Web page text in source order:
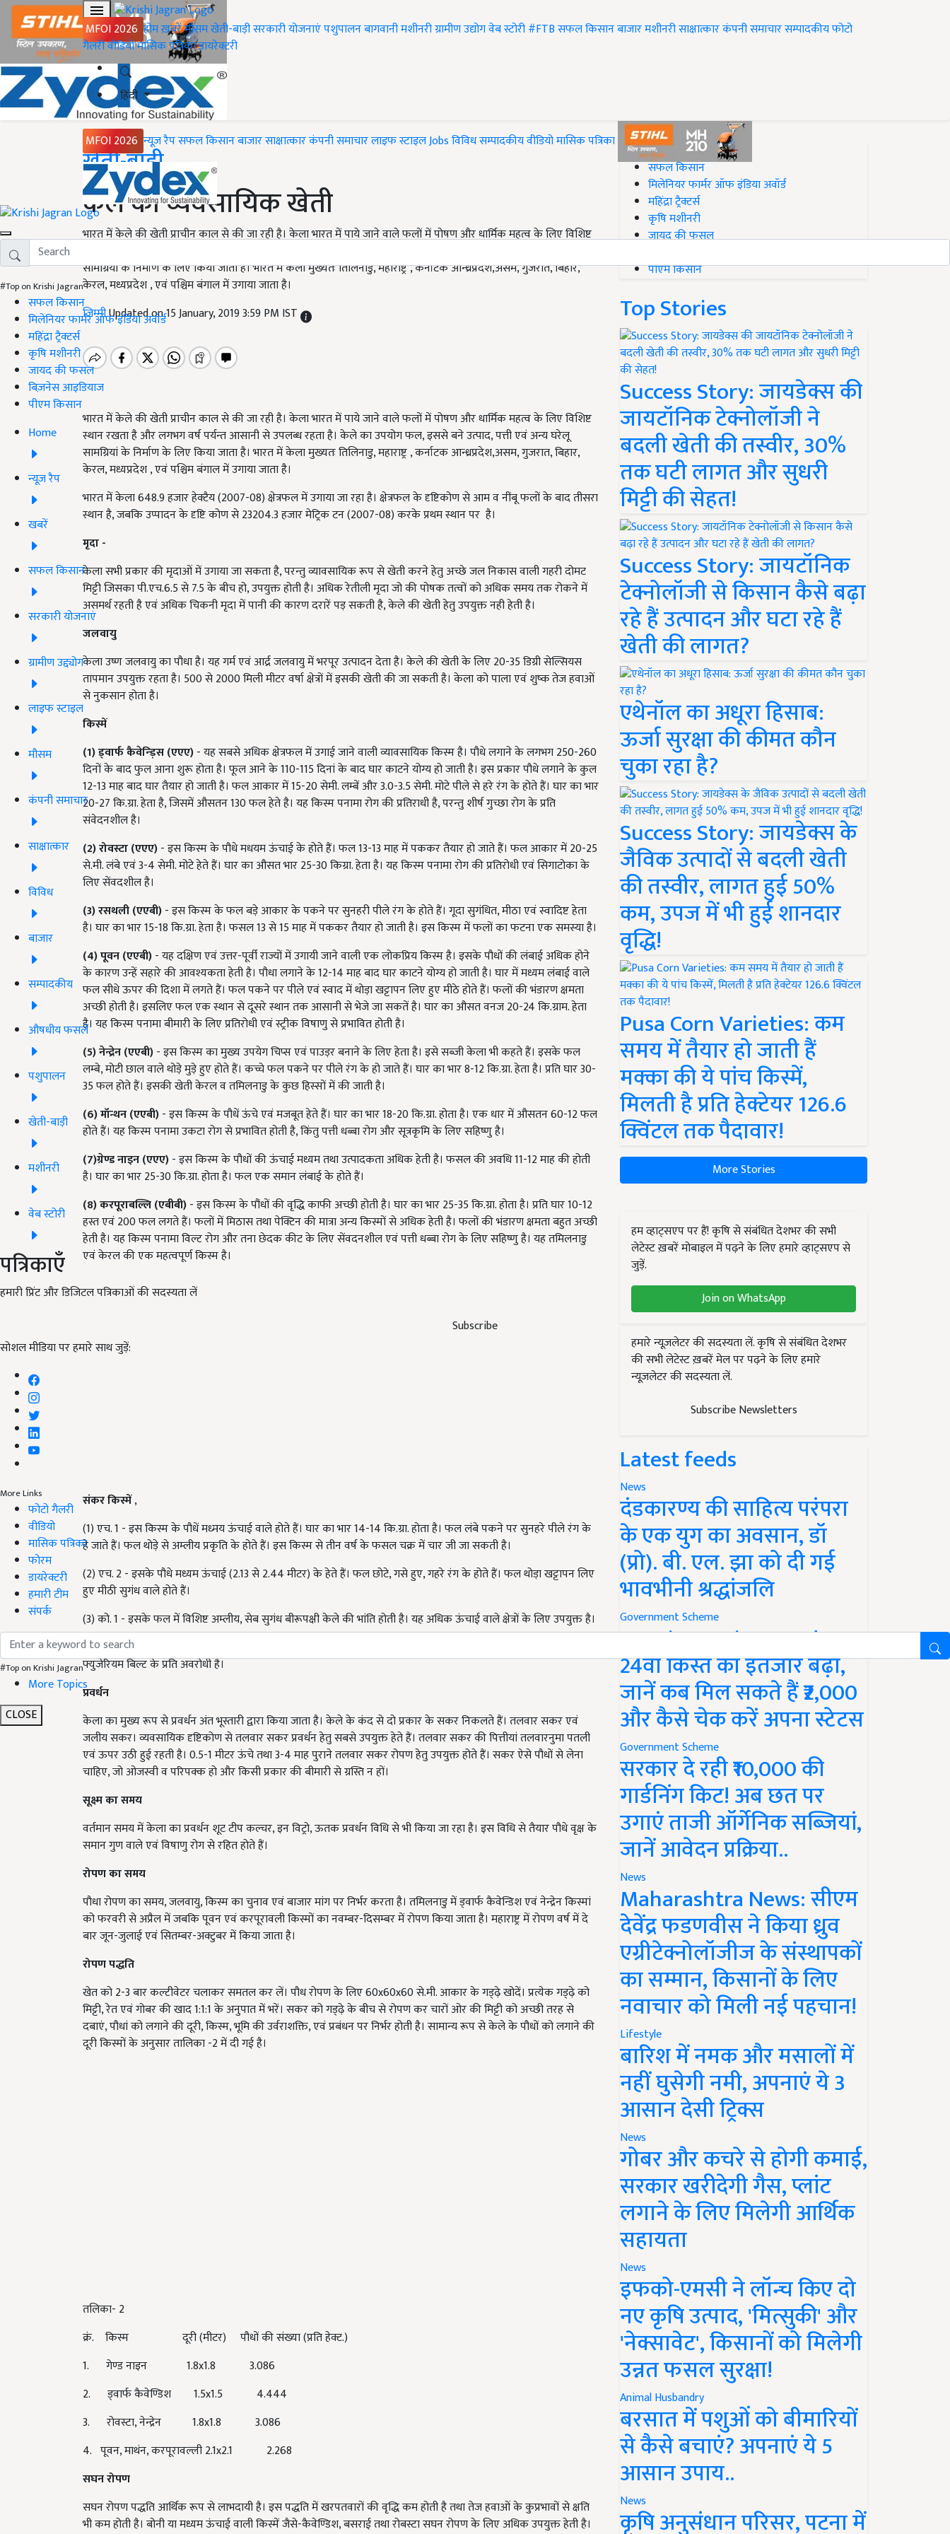
MFOI 2026 होमख़बरेंमौसमखेती-बाड़ीसरकारी योजनाएंपशुपालनबागवानीमशीनरीग्रामीण उद्योगवेब स्टोरी#FTBसफल किसानबाजारमशीनरीसाक्षात्कारकंपनी समाचारसम्पादकीयफोटो
गैलरीवीडियोमासिक पत्रिकाडायरेक्टरी
हिंदी
MFOI 2026 न्यूज़ रैपसफल किसानबाजारसाक्षात्कारकंपनी समाचारलाइफ स्टाइलJobsविविधसम्पादकीयवीडियोमासिक पत्रिका
#Top on Krishi Jagran
सफल किसान
मिलेनियर फार्मर ऑफ इंडिया अवॉर्ड
महिंद्रा ट्रैक्टर्स
कृषि मशीनरी
जायद की फसल
बिज़नेस आइडियाज
पीएम किसान
Home
न्यूज़ रैप
खबरें
सफल किसान
सरकारी योजनाएं
ग्रामीण उद्द्योग
लाइफ स्टाइल
मौसम
कंपनी समाचार
साक्षात्कार
विविध
बाजार
सम्पादकीय
औषधीय फसलें
पशुपालन
खेती-बाड़ी
मशीनरी
वेब स्टोरी
पत्रिकाएँ
हमारी प्रिंट और डिजिटल पत्रिकाओं की सदस्यता लें
Subscribe
सोशल मीडिया पर हमारे साथ जुड़ें:
More Links
फोटो गैलरी
वीडियो
मासिक पत्रिका
फोरम
डायरेक्टरी
हमारी टीम
संपर्क
#Top on Krishi Jagran
More Topics
CLOSE
Home
खेती-बाड़ी
केले की व्यवसायिक खेती
भारत में केले की खेती प्राचीन काल से की जा रही है। केला भारत में पाये जाने वाले फलों में पोषण और धार्मिक महत्व के लिए विशिष्ट
सामग्रियां के निर्माण के लिए किया जाता है। भारत में केला मुख्यतः तिलिनाडु, महाराष्ट्र , कर्नाटक आन्ध्रप्रदेश,असम, गुजरात, बिहार,
केरल, मध्यप्रदेश , एवं पश्चिम बंगाल में उगाया जाता है।
जिम्मीUpdated on 15 January, 2019 3:59 PM IST
भारत में केले की खेती प्राचीन काल से की जा रही है। केला भारत में पाये जाने वाले फलों में पोषण और धार्मिक महत्व के लिए विशिष्ट
स्थान रखता है और लगभग वर्ष पर्यन्त आसानी से उपलब्ध रहता है। केले का उपयोग फल, इससे बने उत्पाद, पत्ती एवं अन्य घरेलू
सामग्रियां के निर्माण के लिए किया जाता है। भारत में केला मुख्यतः तिलिनाडु, महाराष्ट्र , कर्नाटक आन्ध्रप्रदेश,असम, गुजरात, बिहार,
केरल, मध्यप्रदेश , एवं पश्चिम बंगाल में उगाया जाता है।
भारत में केला 648.9 हजार हेक्टैय (2007-08) क्षेत्रफल में उगाया जा रहा है। क्षेत्रफल के दृष्टिकोण से आम व नींबू फलों के बाद तीसरा
स्थान है, जबकि उप्पादन के दृष्टि कोण से 23204.3 हजार मेट्रिक टन (2007-08) करके प्रथम स्थान पर है।
मृदा -
केला सभी प्रकार की मृदाओं में उगाया जा सकता है, परन्तु व्यावसायिक रूप से खेती करने हेतु अच्छे जल निकास वाली गहरी दोमट
मिट्टी जिसका पी.एच.6.5 से 7.5 के बीच हो, उपयुक्त होती है। अधिक रेतीली मृदा जो की पोषक तत्वों को अधिक समय तक रोकने में
असमर्थ रहती है एवं अधिक चिकनी मृदा में पानी की कारण दरारें पड़ सकती है, केले की खेती हेतु उपयुक्त नही हेती है।
जलवायु
केला उष्ण जलवायु का पौधा है। यह गर्म एवं आर्द्र जलवायु में भरपूर उत्पादन देता है। केले की खेती के लिए 20-35 डिग्री सेल्सियस
तापमान उपयुक्त रहता है। 500 से 2000 मिली मीटर वर्षा क्षेत्रों में इसकी खेती की जा सकती है। केला को पाला एवं शुष्क तेज हवाओं
से नुकसान होता है।
किस्में
(1)ड्वार्फ कैवेन्ड़िस (एएए)- यह सबसे अधिक क्षेत्रफल में उगाई जाने वाली व्यावसायिक किस्म है। पौधे लगाने के लगभग 250-260
दिनों के बाद फुल आना शुरू होता है। फूल आने के 110-115 दिनां के बाद घार काटने योग्य हो जाती है। इस प्रकार पौधे लगाने के कुल
12-13 माह बाद घार तैयार हो जाती है। फल आकार में 15-20 सेमी. लम्बें और 3.0-3.5 सेमी. मोटे पीले से हरे रंग के होते हैं। घार का भार
20-27 कि.ग्रा. हेता है, जिसमें औसतन 130 फल हेते है। यह किस्म पनामा रोग की प्रतिराधी है, परन्तु शीर्ष गुच्छा रोग के प्रति
संवेदनशील है।
(2)रोवस्टा (एएए)- इस किस्म के पौधे मधयम ऊंचाई के होते हैं। फल 13-13 माह में पककर तैयार हो जाते हैं। फल आकार में 20-25
से.मी. लंबे एवं 3-4 सेमी. मोटे हेते हैं। घार का औसत भार 25-30 किग्रा. हेता है। यह किस्म पनामा रोग की प्रतिरोधी एवं सिगाटोका के
लिए सेंवदशील है।
(3)रसथली (एएबी)- इस किस्म के फल बड़े आकार के पकने पर सुनहरी पीले रंग के होते हैं। गूदा सुगंधित, मीठा एवं स्वादिष्ट हेता
है। घार का भार 15-18 कि.ग्रा. हेता है। फसल 13 से 15 माह में पककर तैयार हो जाती है। इस किस्म में फलों का फटना एक समस्या है।
(4)पूवन (एएबी)- यह दक्षिण एवं उत्तर-पूर्वी राज्यों में उगायी जाने वाली एक लोकप्रिय किस्म है। इसके पौधों की लंबाई अधिक होने
के कारण उन्हें सहारे की आवश्यकता हेती है। पौधा लगाने के 12-14 माह बाद घार काटने योग्य हो जाती है। घार में मध्यम लंबाई वाले
फल सीधे ऊपर की दिशा में लगते हैं। फल पकने पर पीले एवं स्वाद में थोड़ा खट्टापन लिए हुए मीठे होते हैं। फलों की भंडारण क्षमता
अच्छी होती है। इसलिए फल एक स्थान से दूसरे स्थान तक आसानी से भेजे जा सकतें है। घार का औसत वनज 20-24 कि.ग्राम. हेता
है। यह किस्म पनामा बीमारी के लिए प्रतिरोधी एवं स्ट्रीक विषाणु से प्रभावित होती है।
(5)नेन्द्रेन (एएबी)- इस किस्म का मुख्य उपयेग चिप्स एवं पाउड़र बनाने के लिए हेता है। इसे सब्जी केला भी कहते हैं। इसके फल
लम्बे, मोटी छाल वाले थोड़े मुड़े हुए होते हैं। कच्चे फल पकने पर पीले रंग के हो जाते हैं। घार का भार 8-12 कि.ग्रा. हेता है। प्रति घार 30-
35 फल होते हैं। इसकी खेती केरल व तमिलनाडु के कुछ हिस्सों में की जाती है।
(6)मॉन्थन (एएबी)- इस किस्म के पौधें ऊंचे एवं मजबूत हेते हैं। घार का भार 18-20 कि.ग्रा. होता है। एक धार में औसतन 60-12 फल
होते हैं। यह किस्म पनामा उकटा रोग से प्रभावित होती है, किंतु पत्ती धब्बा रोग और सूत्रकृमि के लिए सहिष्णु है।
(7)ग्रेण्ड नाइन (एएए)- इस किस्म के पौधों की ऊंचाई मध्यम तथा उत्पादकता अधिक हेती है। फसल की अवधि 11-12 माह की होती
है। घार का भार 25-30 कि.ग्रा. होता है। फल एक समान लंबाई के होते हैं।
(8)करपूराबल्लि (एबीबी)- इस किस्म के पौंधों की वृद्धि काफी अच्छी होती है। घार का भार 25-35 कि.ग्रा. होता है। प्रति घार 10-12
हस्त एवं 200 फल लगते हैं। फलों में मिठास तथा पेक्टिन की मात्रा अन्य किस्मों से अधिक हेती है। फलों की भंडारण क्षमता बहुत अच्छी
हेती है। यह किस्म पनामा विल्ट रोग और तना छेदक कीट के लिए सेंवदनशील एवं पत्ती धब्बा रोग के लिए सहिष्णु है। यह तमिलनाडु
एवं केरल की एक महत्वपूर्ण किस्म है।
संकर किस्में,
(1) एच. 1 - इस किस्म के पौधें मध्मय ऊंचाई वाले होते हैं। घार का भार 14-14 कि.ग्रा. होता है। फल लंबे पकने पर सुनहरे पीले रंग के
हे जाते हैं। फल थोड़े से अम्लीय प्रकृति के होते हैं। इस किस्म से तीन वर्ष के फसल चक्र में चार जी जा सकती है।
(2) एच. 2 - इसके पौधे मध्यम ऊंचाई (2.13 से 2.44 मीटर) के हेते हैं। फल छोटे, गसे हुए, गहरे रंग के होते हैं। फल थोड़ा खट्टापन लिए
हुए मीठी सुगंध वाले होते हैं।
(3) को. 1 - इसके फल में विशिष्ट अम्लीय, सेब सुगंध बीरूपक्षी केले की भांति होती है। यह अधिक ऊंचाई वाले क्षेत्रों के लिए उपयुक्त है।
(4) उफ.एच.आर. 1 (गोल्ड फिंगर) - यह किस्म पोम समूह से संबंधित है घर का वनज 18-20 कि.ग्रा. होता है। यहि किस्म सिगाटोका एवं
फ्युजेरियम बिल्ट के प्रति अवरोधी है।
प्रवर्धन
केला का मुख्य रूप से प्रवर्धन अंत भूस्तारी द्वारा किया जाता है। केले के कंद से दो प्रकार के सकर निकलते हैं। तलवार सकर एवं
जलीय सकर। व्यवसायिक दृष्टिकोण से तलवार सकर प्रवर्धन हेतु सबसे उपयुक्त हेते हैं। तलवार सकर की पित्तीयां तलवारनुमा पतली
एवं ऊपर उठी हुई रहती है। 0.5-1 मीटर ऊंचे तथा 3-4 माह पुराने तलवार सकर रोपण हेतु उपयुक्त होते हैं। सकर ऐसे पौधों से लेना
चाहिए, जो ओजस्वी व परिपक्क हो और किसी प्रकार की बीमारी से ग्रस्ति न हों।
सूक्ष्म का समय
वर्तमान समय में केला का प्रवर्धन शूट टीप कल्चर, इन विट्रो, ऊतक प्रवर्धन विधि से भी किया जा रहा है। इस विधि से तैयार पौधे वृक्ष के
समान गुण वाले एवं विषाणु रोग से रहित होते हैं।
रोपण का समय
पौधा रोपण का समय, जलवायु, किस्म का चुनाव एवं बाजार मांग पर निर्भर करता है। तमिलनाडु में ड्वार्फ कैवेन्डिश एवं नेन्द्रेन किस्मां
को फरवरी से अप्रैल में जबकि पूवन एवं करपूरावली किस्मों का नवम्बर-दिसम्बर में रोपण किया जाता है। महाराष्ट्र में रोपण वर्ष में दे
बार जून-जुलाई एवं सितम्बर-अक्टुबर में किया जाता है।
रोपण पद्धति
खेत को 2-3 बार कल्टीवेटर चलाकर समतल कर लें। पौध रोपण के लिए 60x60x60 से.मी. आकार के गड्ढ़े खोदें। प्रत्येक गड्ढ़े को
मिट्टी, रेत एवं गोबर की खाद 1:1:1 के अनुपात में भरें। सकर को गड्ढ़े के बीच से रोपण कर चारों ओर की मिट्टी को अच्छी तरह से
दबाएं, पौधां को लगाने की दूरी, किस्म, भूमि की उर्वराशक्ति, एवं प्रबंधन पर निर्भर होती है। सामान्य रूप से केले के पौधों को लगाने की
दूरी किस्मों के अनुसार तालिका -2 में दी गई है।
तलिका- 2
क्रं. किस्म दूरी (मीटर) पौधों की संख्या (प्रति हेक्ट.)
1. गेण्ड नाइन 1.8x1.8 3.086
2. ड्वार्फ कैवेण्डिश 1.5x1.5 4.444
3. रोवस्टा, नेन्द्रेन 1.8x1.8 3.086
4. पूवन, माथंन, करपूरावल्ली 2.1x2.1 2.268
सघन रोपण
सघन रोपण पद्धति आर्थिक रूप से लाभदायी है। इस पद्धति में खरपतवारों की वृद्धि कम होती है तथा तेज हवाओं के कुप्रभावों से क्षति
भी कम होती है। बोनी या मध्यम ऊंचाई वाली किस्में जैसे-कैवेण्डिश, बसराई तथा रोबस्टा सघन रोपण के लिए अधिक उपयुक्त हेती है।
#Top on Krishi Jagran
सफल किसान
मिलेनियर फार्मर ऑफ इंडिया अवॉर्ड
महिंद्रा ट्रैक्टर्स
कृषि मशीनरी
जायद की फसल
पीएम किसान
Top Stories
Success Story: जायडेक्स की
जायटॉनिक टेक्नोलॉजी ने
बदली खेती की तस्वीर, 30%
तक घटी लागत और सुधरी
मिट्टी की सेहत!
Success Story: जायटॉनिक
टेक्नोलॉजी से किसान कैसे बढ़ा
रहे हैं उत्पादन और घटा रहे हैं
खेती की लागत?
एथेनॉल का अधूरा हिसाब:
ऊर्जा सुरक्षा की कीमत कौन
चुका रहा है?
Success Story: जायडेक्स के
जैविक उत्पादों से बदली खेती
की तस्वीर, लागत हुई 50%
कम, उपज में भी हुई शानदार
वृद्धि!
Pusa Corn Varieties: कम
समय में तैयार हो जाती हैं
मक्का की ये पांच किस्में,
मिलती है प्रति हेक्टेयर 126.6
क्विंटल तक पैदावार!
More Stories
हम व्हाट्सएप पर हैं! कृषि से संबंधित देशभर की सभी
लेटेस्ट ख़बरें मोबाइल में पढ़ने के लिए हमारे व्हाट्सएप से
जुड़ें.
Join on WhatsApp
हमारे न्यूज़लेटर की सदस्यता लें. कृषि से संबंधित देशभर
की सभी लेटेस्ट ख़बरें मेल पर पढ़ने के लिए हमारे
न्यूज़लेटर की सदस्यता लें.
Subscribe Newsletters
Latest feeds
News
दंडकारण्य की साहित्य परंपरा
के एक युग का अवसान, डॉ
(प्रो). बी. एल. झा को दी गई
भावभीनी श्रद्धांजलि
Government Scheme
PM Kisan Yojana Update:
24वीं किस्त का इंतजार बढ़ा,
जानें कब मिल सकते हैं ₹2,000
और कैसे चेक करें अपना स्टेटस
Government Scheme
सरकार दे रही ₹10,000 की
गार्डनिंग किट! अब छत पर
उगाएं ताजी ऑर्गेनिक सब्जियां,
जानें आवेदन प्रक्रिया..
News
Maharashtra News: सीएम
देवेंद्र फडणवीस ने किया ध्रुव
एग्रीटेक्नोलॉजीज के संस्थापकों
का सम्मान, किसानों के लिए
नवाचार को मिली नई पहचान!
Lifestyle
बारिश में नमक और मसालों में
नहीं घुसेगी नमी, अपनाएं ये 3
आसान देसी ट्रिक्स
News
गोबर और कचरे से होगी कमाई,
सरकार खरीदेगी गैस, प्लांट
लगाने के लिए मिलेगी आर्थिक
सहायता
News
इफको-एमसी ने लॉन्च किए दो
नए कृषि उत्पाद, 'मित्सुकी' और
'नेक्सावेट', किसानों को मिलेगी
उन्नत फसल सुरक्षा!
Animal Husbandry
बरसात में पशुओं को बीमारियों
से कैसे बचाएं? अपनाएं ये 5
आसान उपाय..
News
कृषि अनुसंधान परिसर, पटना में